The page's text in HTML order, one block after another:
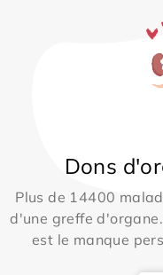
Dons
Plus de 14400
d'une greffe
est le manque